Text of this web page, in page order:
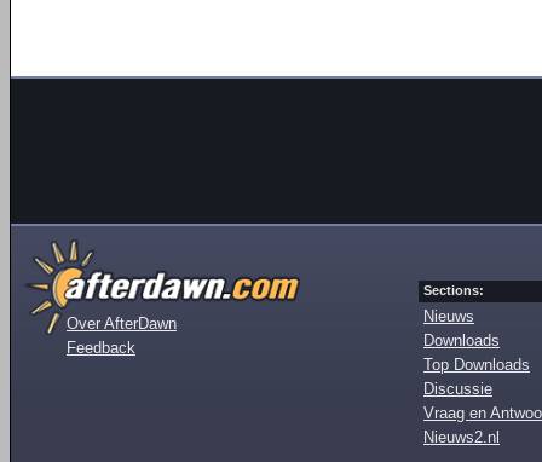
Over AfterDawn
Feedback
Sections:
Nieuws
Downloads
Top Downloads
Discussie
Vraag en
Nieuws2.nl